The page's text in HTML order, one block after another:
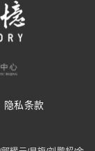
隐私条款